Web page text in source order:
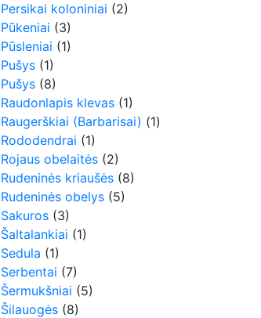
Persikai koloniniai (2)
Pūkeniai (3)
Pūsleniai (1)
Pušys (1)
Pušys (8)
Raudonlapis klevas (1)
Raugerškiai (Barbarisai) (1)
Rododendrai (1)
Rojaus obelaitės (2)
Rudeninės kriaušės (8)
Rudeninės obelys (5)
Sakuros (3)
Šaltalankiai (1)
Sedula (1)
Serbentai (7)
Šermukšniai (5)
Šilauogės (8)